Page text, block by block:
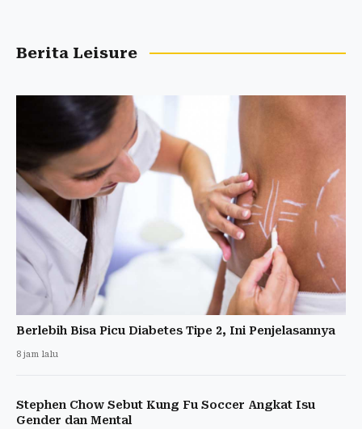
Berita Leisure
Berlebih Bisa Picu Diabetes Tipe 2, Ini Penjelasannya
8 jam lalu
Stephen Chow Sebut Kung Fu Soccer Angkat Isu
Gender dan Mental